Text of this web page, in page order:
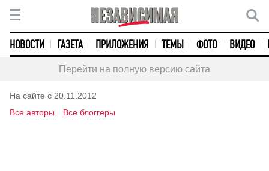
НОВОСТИ ГАЗЕТА ПРИЛОЖЕНИЯ ТЕМЫ ФОТО ВИДЕО
Перейти на полную версию сайта
На сайте с 20.11.2012
Все авторы
Все блоггеры